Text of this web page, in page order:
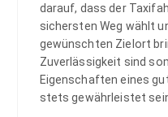
darauf, dass der
sichersten Weg wählt
gewünschten Zielort
Zuverlässigkeit sind
Eigenschaften eines
stets gewährleistet